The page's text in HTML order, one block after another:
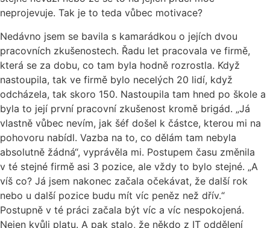
neprojevuje. Tak je to teda vůbec motivace?
Nedávno jsem se bavila s kamarádkou o jejích dvou
pracovních zkušenostech. Řadu let pracovala ve firmě,
která se za dobu, co tam byla hodně rozrostla. Když
nastoupila, tak ve firmě bylo necelých 20 lidí, když
odcházela, tak skoro 150. Nastoupila tam hned po škole a
byla to její první pracovní zkušenost kromě brigád. „Já
vlastně vůbec nevím, jak šéf došel k částce, kterou mi na
pohovoru nabídl. Vazba na to, co dělám tam nebyla
absolutně žádná“, vyprávěla mi. Postupem času změnila
v té stejné firmě asi 3 pozice, ale vždy to bylo stejné. „A
víš co? Já jsem nakonec začala očekávat, že další rok
nebo u další pozice budu mít víc peněz než dřív.“
Postupně v té práci začala být víc a víc nespokojená.
Nejen kvůli platu. A pak stalo, že někdo z IT oddělení